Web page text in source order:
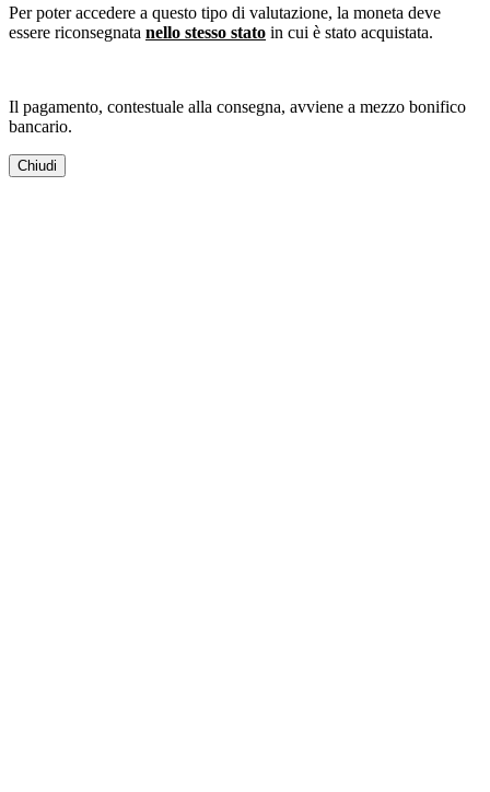
Per poter accedere a questo tipo di valutazione, la moneta deve
essere riconsegnata nello stesso stato in cui è stato acquistata.
Il pagamento, contestuale alla consegna, avviene a mezzo bonifico
bancario.
Chiudi